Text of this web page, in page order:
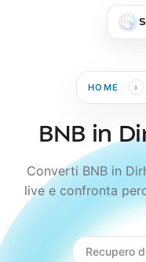
HOME ›
BNB in
Converti BNB in
live e confronta
Recupero